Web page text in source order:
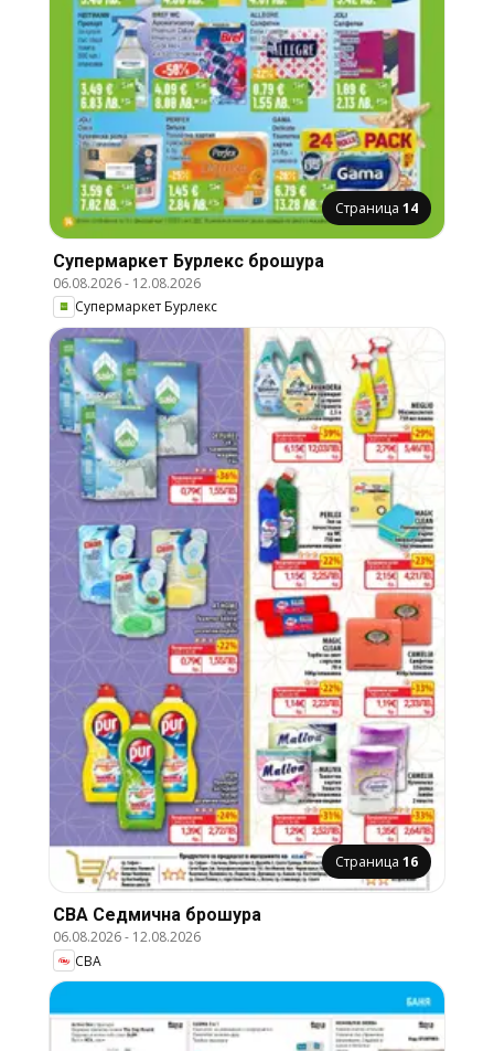
Страница 14
Супермаркет Бурлекс брошура
06.08.2026- 12.08.2026
Супермаркет Бурлекс
Страница 16
CBA Cедмична брошура
06.08.2026- 12.08.2026
CBA